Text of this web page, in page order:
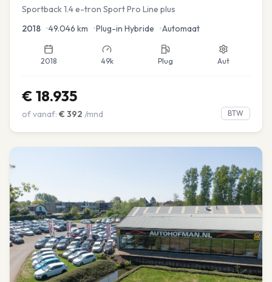
Sportback 1.4 e-tron Sport Pro Line plus
2018 •49.046 km •Plug-in Hybride •Automaat
2018 49k Plug Aut
€ 18.935
of vanaf: € 392 /mnd BTW